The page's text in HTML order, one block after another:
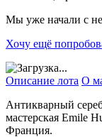
Мы уже начали с
Хочу ещё
Описание лота О
Антикварный
мастерская Emile
Франция.